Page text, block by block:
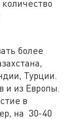
более
Турции.
и из Европы.
в
на 30-40